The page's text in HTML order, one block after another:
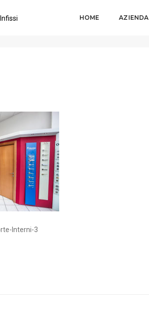
HOME AZIENDA
e-Porte-Interni-3
Interni-3